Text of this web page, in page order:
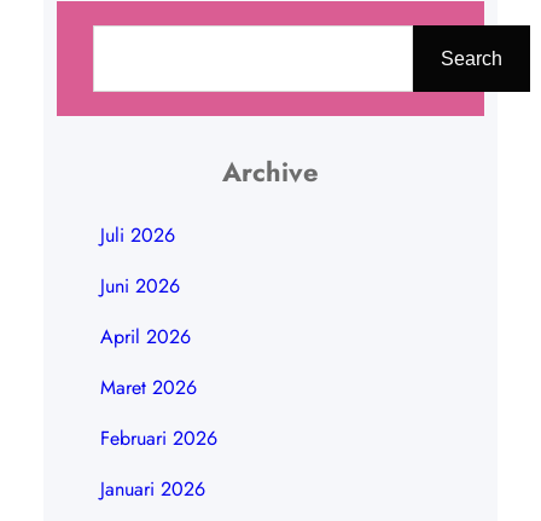
Search
Archive
Juli 2026
Juni 2026
April 2026
Maret 2026
Februari 2026
Januari 2026